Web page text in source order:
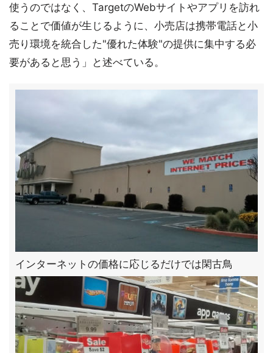
使うのではなく、TargetのWebサイトやアプリを訪れ
ることで価値が生じるように、小売店は携帯電話と小
売り環境を統合した"優れた体験"の提供に集中する必
要があると思う」と述べている。
インターネットの価格に応じるだけでは閑古鳥